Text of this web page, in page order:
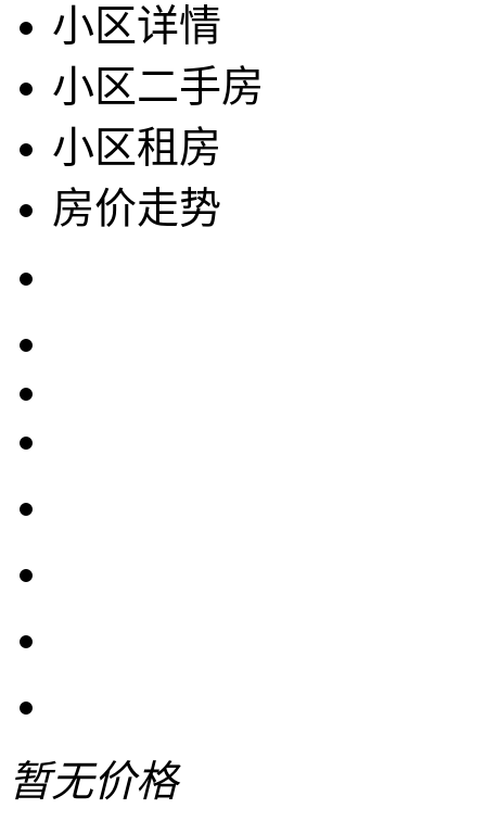
小区详情
小区二手房
小区租房
房价走势
暂无价格